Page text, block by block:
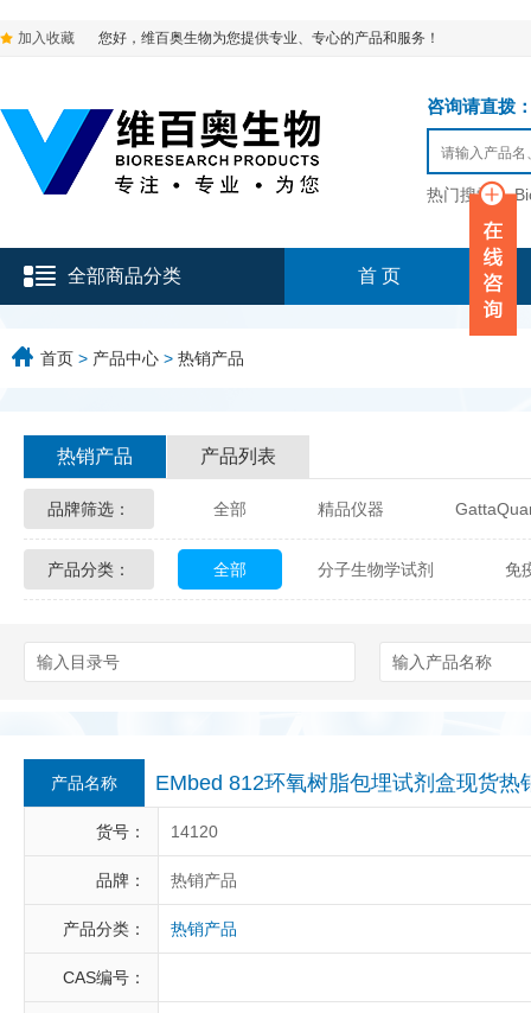
加入收藏 您好，维百奥生物为您提供专业、专心的产品和服务！
咨询请直拨
热门搜索：
全部商品分类 首 页
首页 > 产品中心 > 热销产品
热销产品 产品列表
品牌筛选： 全部 精品仪器
Glycon Biochem Sterlitech
Berry & Associates
LGC Maine Standards
Abbexa AbD Serotec
产品分类： 全部 分子生物学试剂 免
产品名称 EMbed 812环氧树脂包埋试剂盒现货热
货号： 14120
品牌： 热销产品
产品分类： 热销产品
CAS编号：